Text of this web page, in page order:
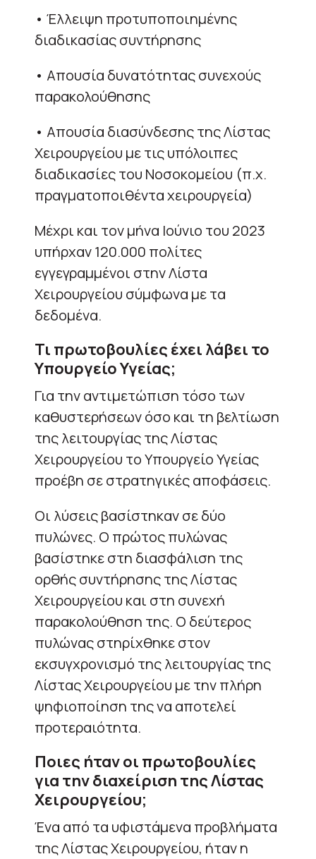
• Έλλειψη προτυποποιημένης
διαδικασίας συντήρησης
• Απουσία δυνατότητας συνεχούς
παρακολούθησης
• Απουσία διασύνδεσης της Λίστας
Χειρουργείου με τις υπόλοιπες
διαδικασίες του Νοσοκομείου (π.χ.
πραγματοποιθέντα χειρουργεία)
Μέχρι και τον μήνα Ιούνιο του 2023
υπήρχαν 120.000 πολίτες
εγγεγραμμένοι στην Λίστα
Χειρουργείου σύμφωνα με τα
δεδομένα.
Τι πρωτοβουλίες έχει λάβει το
Υπουργείο Υγείας;
Για την αντιμετώπιση τόσο των
καθυστερήσεων όσο και τη βελτίωση
της λειτουργίας της Λίστας
Χειρουργείου το Υπουργείο Υγείας
προέβη σε στρατηγικές αποφάσεις.
Οι λύσεις βασίστηκαν σε δύο
πυλώνες. Ο πρώτος πυλώνας
βασίστηκε στη διασφάλιση της
ορθής συντήρησης της Λίστας
Χειρουργείου και στη συνεχή
παρακολούθηση της. Ο δεύτερος
πυλώνας στηρίχθηκε στον
εκσυγχρονισμό της λειτουργίας της
Λίστας Χειρουργείου με την πλήρη
ψηφιοποίηση της να αποτελεί
προτεραιότητα.
Ποιες ήταν οι πρωτοβουλίες
για την διαχείριση της Λίστας
Χειρουργείου;
Ένα από τα υφιστάμενα προβλήματα
της Λίστας Χειρουργείου, ήταν η